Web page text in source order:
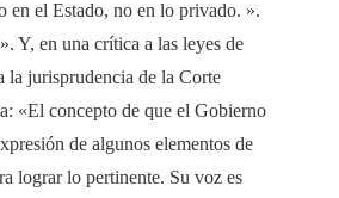
en el Estado, no en lo privado. ».
Y, en una crítica a las leyes de
la jurisprudencia de la Corte
«El concepto de que el Gobierno
de algunos elementos de
lograr lo pertinente. Su voz es